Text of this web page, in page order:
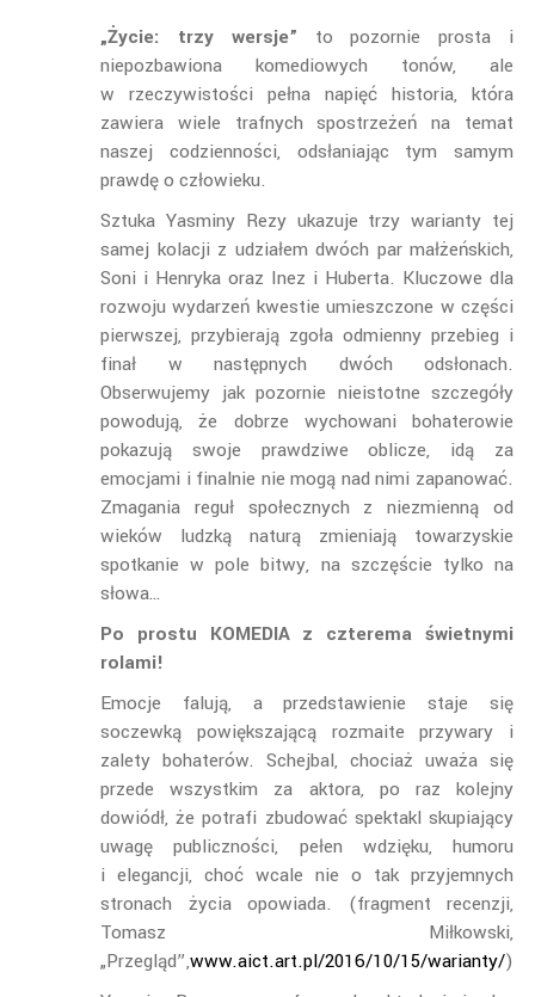
„Życie: trzy wersje” to pozornie prosta i
niepozbawiona komediowych tonów, ale
w rzeczywistości pełna napięć historia, która
zawiera wiele trafnych spostrzeżeń na temat
naszej codzienności, odsłaniając tym samym
prawdę o człowieku.
Sztuka Yasminy Rezy ukazuje trzy warianty tej
samej kolacji z udziałem dwóch par małżeńskich,
Soni i Henryka oraz Inez i Huberta. Kluczowe dla
rozwoju wydarzeń kwestie umieszczone w części
pierwszej, przybierają zgoła odmienny przebieg i
finał w następnych dwóch odsłonach.
Obserwujemy jak pozornie nieistotne szczegóły
powodują, że dobrze wychowani bohaterowie
pokazują swoje prawdziwe oblicze, idą za
emocjami i finalnie nie mogą nad nimi zapanować.
Zmagania reguł społecznych z niezmienną od
wieków ludzką naturą zmieniają towarzyskie
spotkanie w pole bitwy, na szczęście tylko na
słowa…
Po prostu KOMEDIA z czterema świetnymi
rolami!
Emocje falują, a przedstawienie staje się
soczewką powiększającą rozmaite przywary i
zalety bohaterów. Schejbal, chociaż uważa się
przede wszystkim za aktora, po raz kolejny
dowiódł, że potrafi zbudować spektakl skupiający
uwagę publiczności, pełen wdzięku, humoru
i elegancji, choć wcale nie o tak przyjemnych
stronach życia opowiada. (fragment recenzji,
Tomasz Miłkowski,
„Przegląd”,www.aict.art.pl/2016/10/15/warianty/)